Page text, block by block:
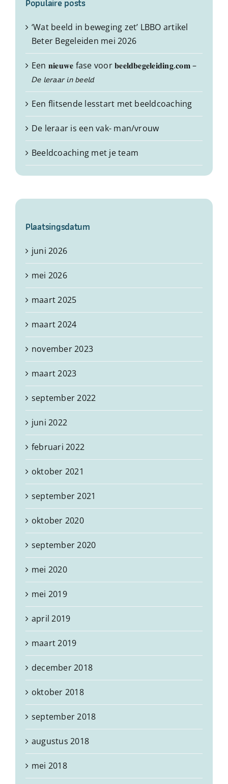
Populaire posts
‘Wat beeld in beweging zet’ LBBO artikel
Beter Begeleiden mei 2026
Een 𝐧𝐢𝐞𝐮𝐰𝐞 fase voor 𝐛𝐞𝐞𝐥𝐝𝐛𝐞𝐠𝐞𝐥𝐞𝐢𝐝𝐢𝐧𝐠.𝐜𝐨𝐦 –
𝘋𝘦 𝘭𝘦𝘳𝘢𝘢𝘳 𝘪𝘯 𝘣𝘦𝘦𝘭𝘥
Een flitsende lesstart met beeldcoaching
De leraar is een vak- man/vrouw
Beeldcoaching met je team
Plaatsingsdatum
juni 2026
mei 2026
maart 2025
maart 2024
november 2023
maart 2023
september 2022
juni 2022
februari 2022
oktober 2021
september 2021
oktober 2020
september 2020
mei 2020
mei 2019
april 2019
maart 2019
december 2018
oktober 2018
september 2018
augustus 2018
mei 2018